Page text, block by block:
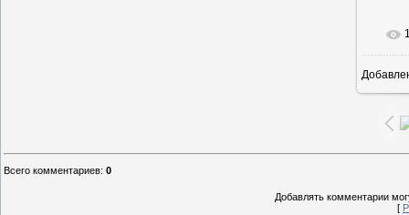
Всего комментариев: 0
Добавлять комментарии
[